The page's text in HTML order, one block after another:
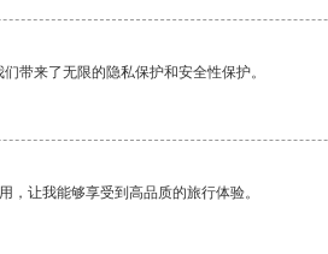
带来了无限的隐私保护和安全性保护。
，让我能够享受到高品质的旅行体验。